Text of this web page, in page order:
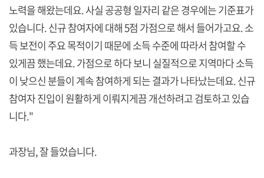
노력을 해왔는데요. 사실 공공형 일자리 같은 경우에는 기준표가
있습니다. 신규 참여자에 대해 5점 가점으로 해서 들어가고요. 소
득 보전이 주요 목적이기 때문에 소득 수준에 따라서 참여할 수
있게끔 했는데요. 가점으로 하다 보니 실질적으로 지역마다 소득
이 낮으신 분들이 계속 참여하게 되는 결과가 나타났는데요. 신규
참여자 진입이 원활하게 이뤄지게끔 개선하려고 검토하고 있습
니다."
과장님, 잘 들었습니다.